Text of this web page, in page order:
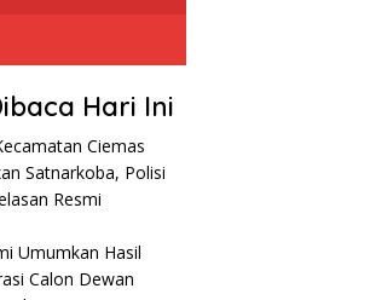
Hari Ini
Ciemas
Satnarkoba, Polisi
Resmi
Umumkan Hasil
Calon Dewan